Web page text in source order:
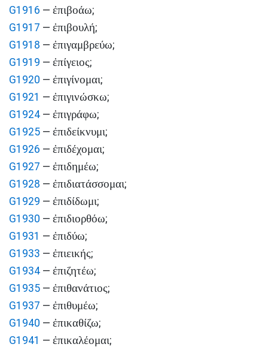
G1916 — ἐπιβοάω;
G1917 — ἐπιβουλή;
G1918 — ἐπιγαμβρεύω;
G1919 — ἐπίγειος;
G1920 — ἐπιγίνομαι;
G1921 — ἐπιγινώσκω;
G1924 — ἐπιγράφω;
G1925 — ἐπιδείκνυμι;
G1926 — ἐπιδέχομαι;
G1927 — ἐπιδημέω;
G1928 — ἐπιδιατάσσομαι;
G1929 — ἐπιδίδωμι;
G1930 — ἐπιδιορθόω;
G1931 — ἐπιδύω;
G1933 — ἐπιεικής;
G1934 — ἐπιζητέω;
G1935 — ἐπιθανάτιος;
G1937 — ἐπιθυμέω;
G1940 — ἐπικαθίζω;
G1941 — ἐπικαλέομαι;